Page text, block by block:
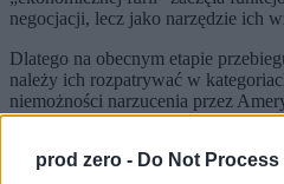
prod zero - Do Not
negocjacji, lecz jako narzędzie ich
Dlatego na obecnym etapie
należy ich rozpatrywać w
niemożności narzucenia przez
siłą, ani jako potwierdzenia
celów konfliktu , w której